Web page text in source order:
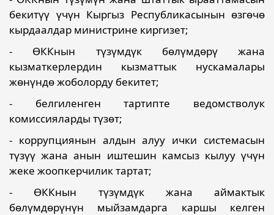
бекитүү үчүн Кыргыз Республикасынын өзгөчө
кырдаалдар министрине киргизет;
- ӨККнын түзүмдүк бөлүмдөрү жана
кызматкерлердин кызматтык нускамалары
жөнүндө жоболорду бекитет;
- белгиленген тартипте ведомстволук
комиссияларды түзөт;
- коррупциянын алдын алуу ички системасын
түзүү жана анын иштешин камсыз кылуу үчүн
жеке жоопкерчилик тартат;
- ӨККнын түзүмдүк жана аймактык
бөлүмдөрүнүн мыйзамдарга каршы келген